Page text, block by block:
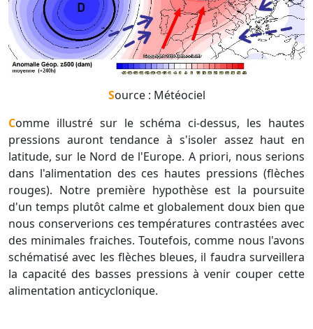
Source : Météociel
Comme illustré sur le schéma ci-dessus, les hautes
pressions auront tendance à s'isoler assez haut en
latitude, sur le Nord de l'Europe. A priori, nous serions
dans l'alimentation des ces hautes pressions (flèches
rouges). Notre première hypothèse est la poursuite
d'un temps plutôt calme et globalement doux bien que
nous conserverions ces températures contrastées avec
des minimales fraiches. Toutefois, comme nous l'avons
schématisé avec les flèches bleues, il faudra surveillera
la capacité des basses pressions à venir couper cette
alimentation anticyclonique.